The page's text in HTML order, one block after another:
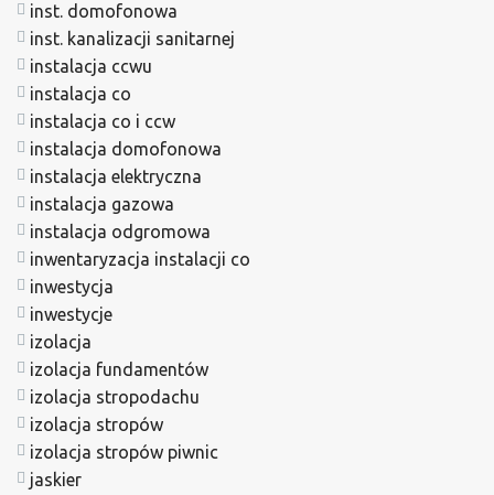
inst. domofonowa
inst. kanalizacji sanitarnej
instalacja ccwu
instalacja co
instalacja co i ccw
instalacja domofonowa
instalacja elektryczna
instalacja gazowa
instalacja odgromowa
inwentaryzacja instalacji co
inwestycja
inwestycje
izolacja
izolacja fundamentów
izolacja stropodachu
izolacja stropów
izolacja stropów piwnic
jaskier